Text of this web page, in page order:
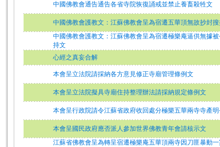
中國佛教會通告通告各省寺院恢復誦戒並禁止養畜殺牲文
中國佛教會護教文：江蘇佛教會呈為宿遷五華頂無故抄封
中國佛教會護教文：江蘇佛教會呈為宿遷極樂庵逼供無據
持文
心經之真妄合解
本會呈立法院請採納各方意見修正寺廟管理條例文
本會呈立法院擬具寺廟住持整理辦法請採納規定條例文
本會呈行政院請令江蘇省政府收回處分極樂五華兩寺寺產
本會呈國民政府應否派人參加世界佛教青年會請核示文
江蘇省佛教會呈為轉呈宿遷極樂庵五華頂兩寺因刀匪暴動